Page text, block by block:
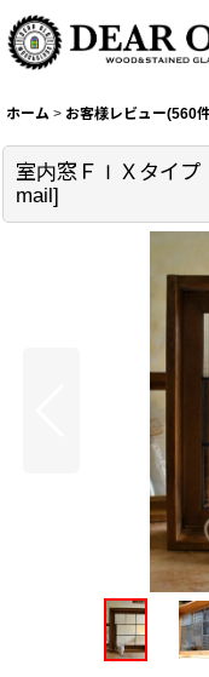
ホーム > お客様レビュー(560
室内窓ＦＩＸタイ
mail]